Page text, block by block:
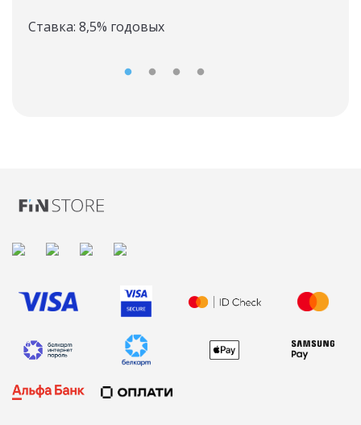
Ставка: 8,5% годовых